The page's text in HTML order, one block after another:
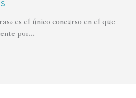
es el único concurso en el que
por...